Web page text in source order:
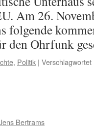
Am 26.
folgende
den Ohrfunk
, Politik | Verschlagwortet
Bertrams